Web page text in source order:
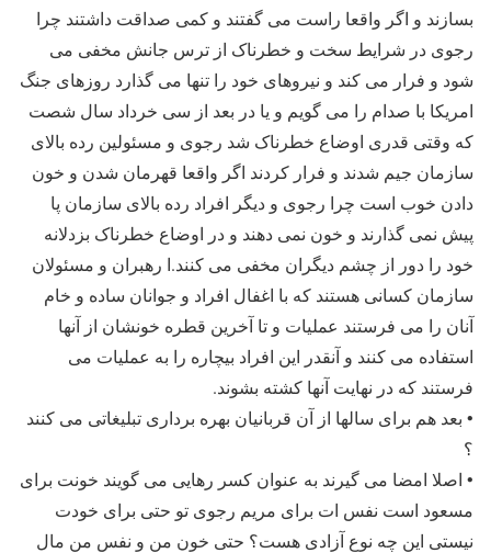
بسازند و اگر واقعا راست می گفتند و کمی صداقت داشتند چرا
رجوی در شرایط سخت و خطرناک از ترس جانش مخفی می
شود و فرار می کند و نیروهای خود را تنها می گذارد روزهای جنگ
امریکا با صدام را می گویم و یا در بعد از سی خرداد سال شصت
که وقتی قدری اوضاع خطرناک شد رجوی و مسئولین رده بالای
سازمان جیم شدند و فرار کردند اگر واقعا قهرمان شدن و خون
دادن خوب است چرا رجوی و دیگر افراد رده بالای سازمان پا
پیش نمی گذارند و خون نمی دهند و در اوضاع خطرناک بزدلانه
خود را دور از چشم دیگران مخفی می کنند.ا رهبران و مسئولان
سازمان کسانی هستند که با اغفال افراد و جوانان ساده و خام
آنان را می فرستند عملیات و تا آخرین قطره خونشان از آنها
استفاده می کنند و آنقدر این افراد بیچاره را به عملیات می
فرستند که در نهایت آنها کشته بشوند.
• بعد هم برای سالها از آن قربانیان بهره برداری تبلیغاتی می کنند
؟
• اصلا امضا می گیرند به عنوان کسر رهایی می گویند خونت برای
مسعود است نفس ات برای مریم رجوی تو حتی برای خودت
نیستی این چه نوع آزادی هست؟ حتی خون من و نفس من مال